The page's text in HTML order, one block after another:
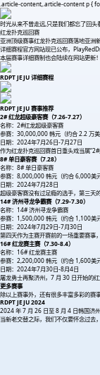
.article-content,.article-content p {
时光从来不曾走远,只是我们都忘了回
红龙扑克巡回赛
亚洲顶级赛事红龙扑克巡回赛落地亚洲
详细赛程官方网站现已公布，
本届赛事详细赛制也会陆续在网站更新
RDPT JEJU 详细赛程
RDPT JEJU 赛事推荐
2# 红龙超级豪客赛（7.26-7.27）
名称：2#红龙超级豪客赛
参赛：30,000,000 韩元（约合 2.2 万美
日期：2024年7月26日-7月27日
作为红龙扑克巡回赛首日重头戏当属
8# 单日豪客赛（7.28）
名称：8# 单日豪客赛
参赛：8,000,000 韩元（约合 6,000美元
日期：2024年7月28日
超级豪客赛没有过足瘾的选手，第三天
14# 济州寻龙争霸赛（7.29-7.30）
名称：14# 济州寻龙争霸赛
参赛：1,500,000 韩元（约合 1,100美元
日期：2024年7月29日-7月30日
第四天作为主赛开赛前的一场重要赛事
16# 红龙赛主赛（7.30-8.4）
名称：16# 红龙赛主赛
参赛：2,200,000 韩元（约合 1,600美元
日期：2024年7月30日-8月4日
屠龙勇士再聚济州，7 月 30 日开始的
更多赛事
除以上赛事外，还有很多丰富多彩的赛
RDPT JEJU 2024
2024 年 7 月 26 日至 8 月 4 日韩国济
当新老交替之际，我们不仅要怀念过去